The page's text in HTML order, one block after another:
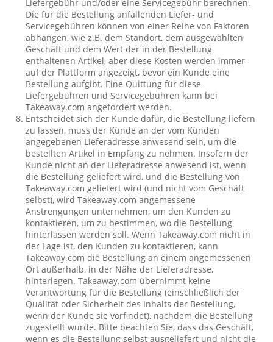
Liefergebühr und/oder eine Servicegebühr berechnen.
Die für die Bestellung anfallenden Liefer- und
Servicegebühren können von einer Reihe von Faktoren
abhängen, wie z.B. dem Standort, dem ausgewählten
Geschäft und dem Wert der in der Bestellung
enthaltenen Artikel, aber diese Kosten werden immer
auf der Plattform angezeigt, bevor ein Kunde eine
Bestellung aufgibt. Eine Quittung für diese
Liefergebühren und Servicegebühren kann bei
Takeaway.com angefordert werden.
Entscheidet sich der Kunde dafür, die Bestellung liefern
zu lassen, muss der Kunde an der vom Kunden
angegebenen Lieferadresse anwesend sein, um die
bestellten Artikel in Empfang zu nehmen. Insofern der
Kunde nicht an der Lieferadresse anwesend ist, wenn
die Bestellung geliefert wird, und die Bestellung von
Takeaway.com geliefert wird (und nicht vom Geschäft
selbst), wird Takeaway.com angemessene
Anstrengungen unternehmen, um den Kunden zu
kontaktieren, um zu bestimmen, wo die Bestellung
hinterlassen werden soll. Wenn Takeaway.com nicht in
der Lage ist, den Kunden zu kontaktieren, kann
Takeaway.com die Bestellung an einem angemessenen
Ort außerhalb, in der Nähe der Lieferadresse,
hinterlegen. Takeaway.com übernimmt keine
Verantwortung für die Bestellung (einschließlich der
Qualität oder Sicherheit des Inhalts der Bestellung,
wenn der Kunde sie vorfindet), nachdem die Bestellung
zugestellt wurde. Bitte beachten Sie, dass das Geschäft,
wenn es die Bestellung selbst ausgeliefert und nicht die